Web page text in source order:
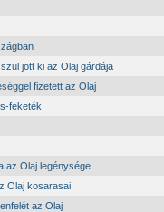
jött ki az Olaj gárdája
fizetett az Olaj
feketék
az Olaj legénysége
Olaj kosarasai
az Olaj